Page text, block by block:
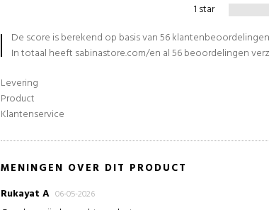
1 star
De score is berekend op basis van 56
In totaal heeft sabinastore.com/en al 56 beoordelingen
Levering
Product
Klantenservice
MENINGEN OVER DIT PRODUCT
Rukayat A 06-05-2026